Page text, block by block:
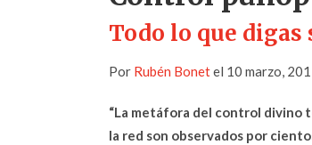
Todo lo que digas
Por Rubén Bonetel 10 marzo,
“La metáfora del control divino
la red son observados por